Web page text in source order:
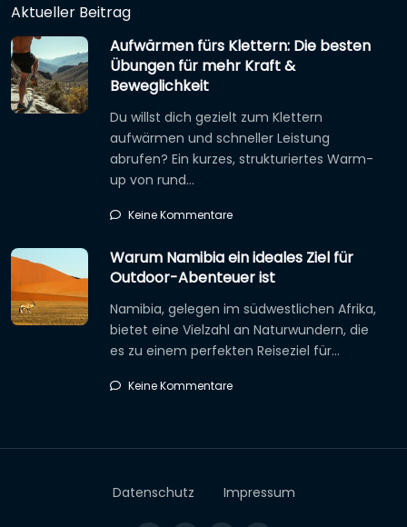
Aktueller Beitrag
Aufwärmen fürs Klettern: Die besten
Übungen für mehr Kraft &
Beweglichkeit
Du willst dich gezielt zum Klettern
aufwärmen und schneller Leistung
abrufen? Ein kurzes, strukturiertes Warm-
up von rund…
Keine Kommentare
Warum Namibia ein ideales Ziel für
Outdoor-Abenteuer ist
Namibia, gelegen im südwestlichen Afrika,
bietet eine Vielzahl an Naturwundern, die
es zu einem perfekten Reiseziel für…
Keine Kommentare
Datenschutz Impressum